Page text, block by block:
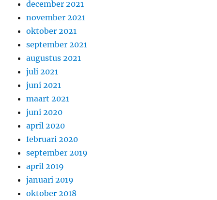
december 2021
november 2021
oktober 2021
september 2021
augustus 2021
juli 2021
juni 2021
maart 2021
juni 2020
april 2020
februari 2020
september 2019
april 2019
januari 2019
oktober 2018